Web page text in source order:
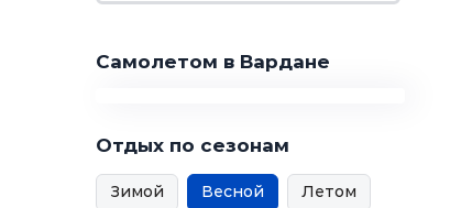
Самолетом в Вардане
Отдых по сезонам
Зимой Весной Летом